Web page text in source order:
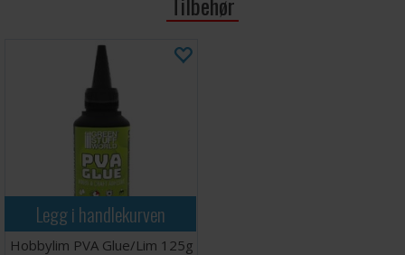
Settes sammen med medfølgende magneter. Denne geniale
patenten sørger for at du alltid kan justere skuffene etter
behov. Settet kommer flatpakket og krever montering.
Instruksjonshefte medfølger. Konstruksjon er enkel, og trelim
kreves for bygging (se tilbehør).
Legg i handlekurven
Hobbylim PVA Glue/Lim 125g